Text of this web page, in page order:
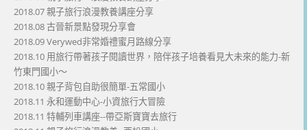
2018.07 親子旅行浪漫教養講座分享
2018.08 古晉新景點發現分享會
2018.09 Verywed非常婚禮蜜月路線分享
2018.10 用旅行帶著孩子閱讀世界，陪伴孩子培養看見大未來的能力-新
竹東門國小～
2018.10 親子背包自助很簡單-五常國小
2018.11 永和運動中心-小資旅行大冒險
2018.11 特輔列車講座--帶亞斯寶寶去旅行